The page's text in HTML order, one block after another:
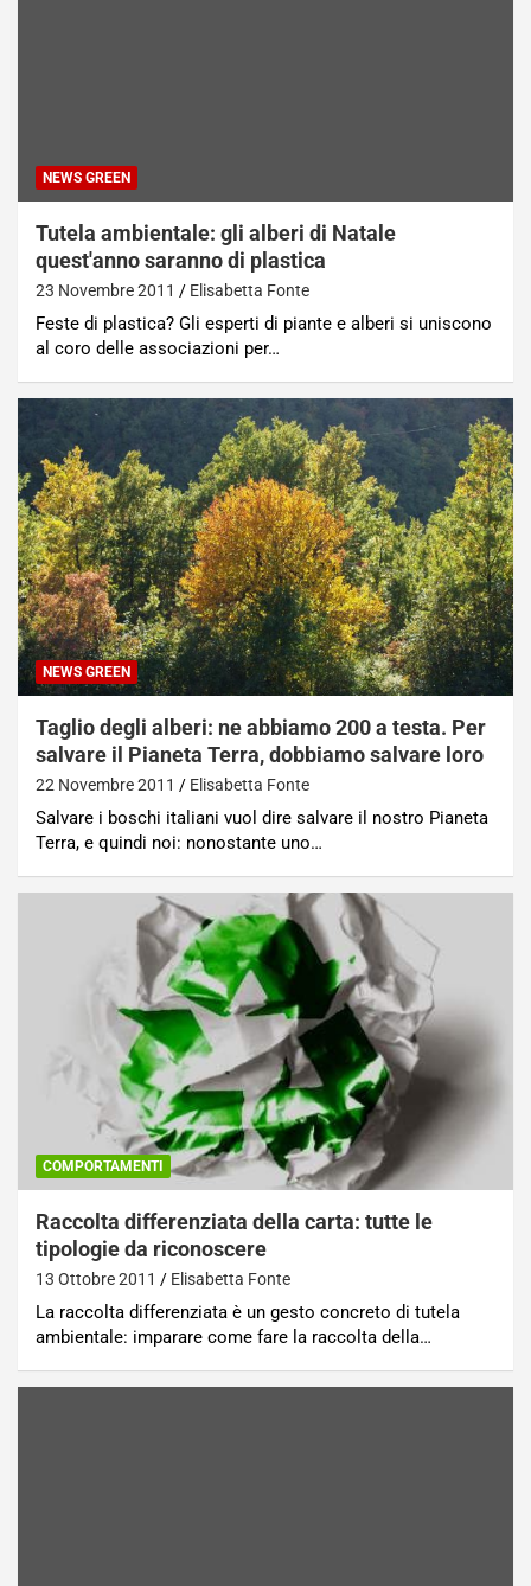
NEWS GREEN
Tutela ambientale: gli alberi di Natale
quest'anno saranno di plastica
23 Novembre 2011 Elisabetta Fonte
Feste di plastica? Gli esperti di piante e alberi si uniscono
al coro delle associazioni per…
NEWS GREEN
Taglio degli alberi: ne abbiamo 200 a testa. Per
salvare il Pianeta Terra, dobbiamo salvare loro
22 Novembre 2011 Elisabetta Fonte
Salvare i boschi italiani vuol dire salvare il nostro Pianeta
Terra, e quindi noi: nonostante uno…
COMPORTAMENTI
Raccolta differenziata della carta: tutte le
tipologie da riconoscere
13 Ottobre 2011 Elisabetta Fonte
La raccolta differenziata è un gesto concreto di tutela
ambientale: imparare come fare la raccolta della…